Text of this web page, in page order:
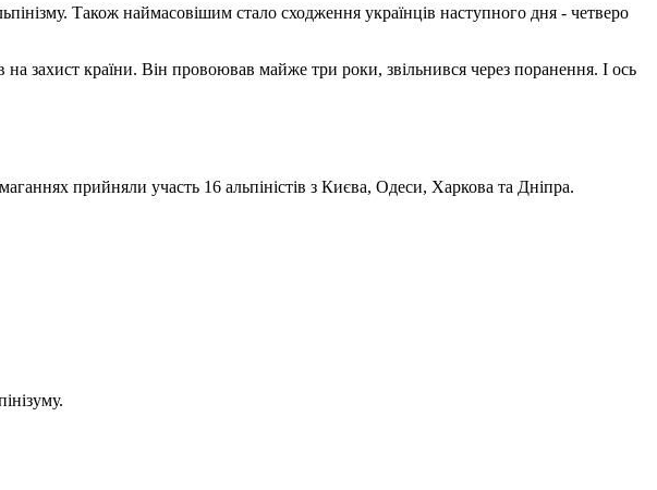
Також наймасовішим стало сходження українців наступного дня - четверо
захист країни. Він провоював майже три роки, звільнився через поранення. І ось
прийняли участь 16 альпіністів з Києва, Одеси, Харкова та Дніпра.